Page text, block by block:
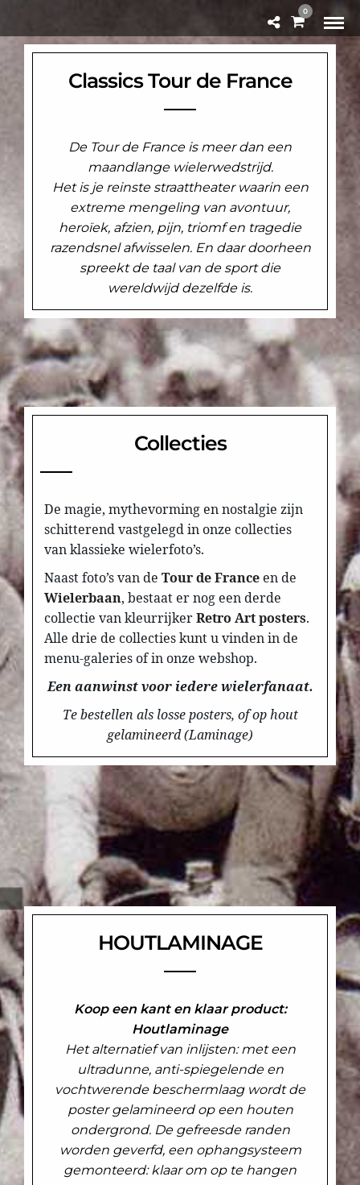
0
Classics Tour de France
De Tour de France is meer dan een
maandlange wielerwedstrijd.
Het is je reinste straattheater waarin een
extreme mengeling van avontuur,
heroïek, afzien, pijn, triomf en tragedie
razendsnel afwisselen. En daar doorheen
spreekt de taal van de sport die
wereldwijd dezelfde is.
Collecties
De magie, mythevorming en nostalgie zijn
schitterend vastgelegd in onze collecties
van klassieke wielerfoto’s.
Naast foto’s van de Tour de Franceen de
Wielerbaan, bestaat er nog een derde
collectie van kleurrijkerRetro Art posters.
Alle drie de collecties kunt u vinden in de
menu-galeries of in onze webshop.
Een aanwinst voor iedere wielerfanaat.
Te bestellen als losse posters, of op hout
gelamineerd (Laminage)
HOUTLAMINAGE
Koop een kant en klaar product:
Houtlaminage
Het alternatief van inlijsten: met een
ultradunne, anti-spiegelende en
vochtwerende beschermlaag wordt de
poster gelamineerd op een houten
ondergrond. De gefreesde randen
worden geverfd, een ophangsysteem
gemonteerd: klaar om op te hangen